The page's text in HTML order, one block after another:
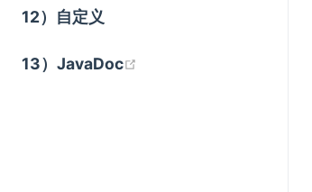
12）自定义
13）JavaDoc